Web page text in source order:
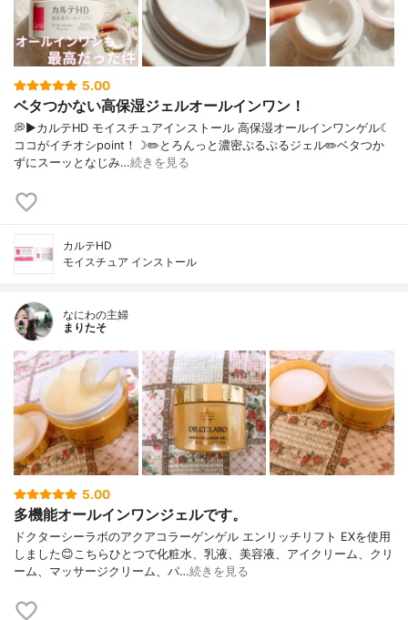
5.00
ベタつかない高保湿ジェルオールインワン！
💭▶️カルテHD モイスチュアインストール 高保湿オールインワンゲル☾
ココがイチオシpoint！☽✏️とろんっと濃密ぷるぷるジェル✏️ベタつか
ずにスーッとなじみ…続きを見る
カルテHD
モイスチュア インストール
なにわの主婦
まりたそ
5.00
多機能オールインワンジェルです。
ドクターシーラボのアクアコラーゲンゲル エンリッチリフト EXを使用
しました😊こちらひとつで化粧水、乳液、美容液、アイクリーム、クリ
ーム、マッサージクリーム、パ…続きを見る